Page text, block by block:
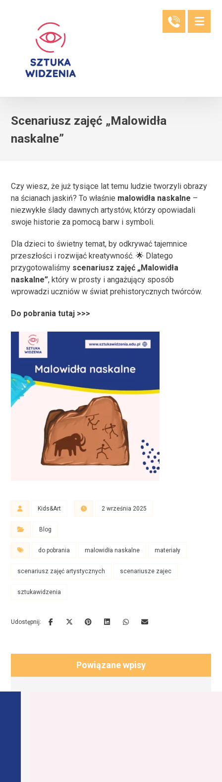
Scenariusz zajęć „Malowidła
naskalne”
Czy wiesz, że już tysiące lat temu ludzie tworzyli obrazy
na ścianach jaskiń? To właśnie malowidła naskalne –
niezwykłe ślady dawnych artystów, którzy opowiadali
swoje historie za pomocą barw i symboli.
Dla dzieci to świetny temat, by odkrywać tajemnice
przeszłości i rozwijać kreatywność. 🌟 Dlatego
przygotowaliśmy scenariusz zajęć „Malowidła
naskalne”, który w prosty i angażujący sposób
wprowadzi uczniów w świat prehistorycznych twórców.
Do pobrania tutaj >>>
Kids&Art 2 września 2025
Blog
do pobrania malowidła naskalne materiały
scenariusz zajęć artystycznych scenariusze zajec
sztukawidzenia
Powiązane wpisy